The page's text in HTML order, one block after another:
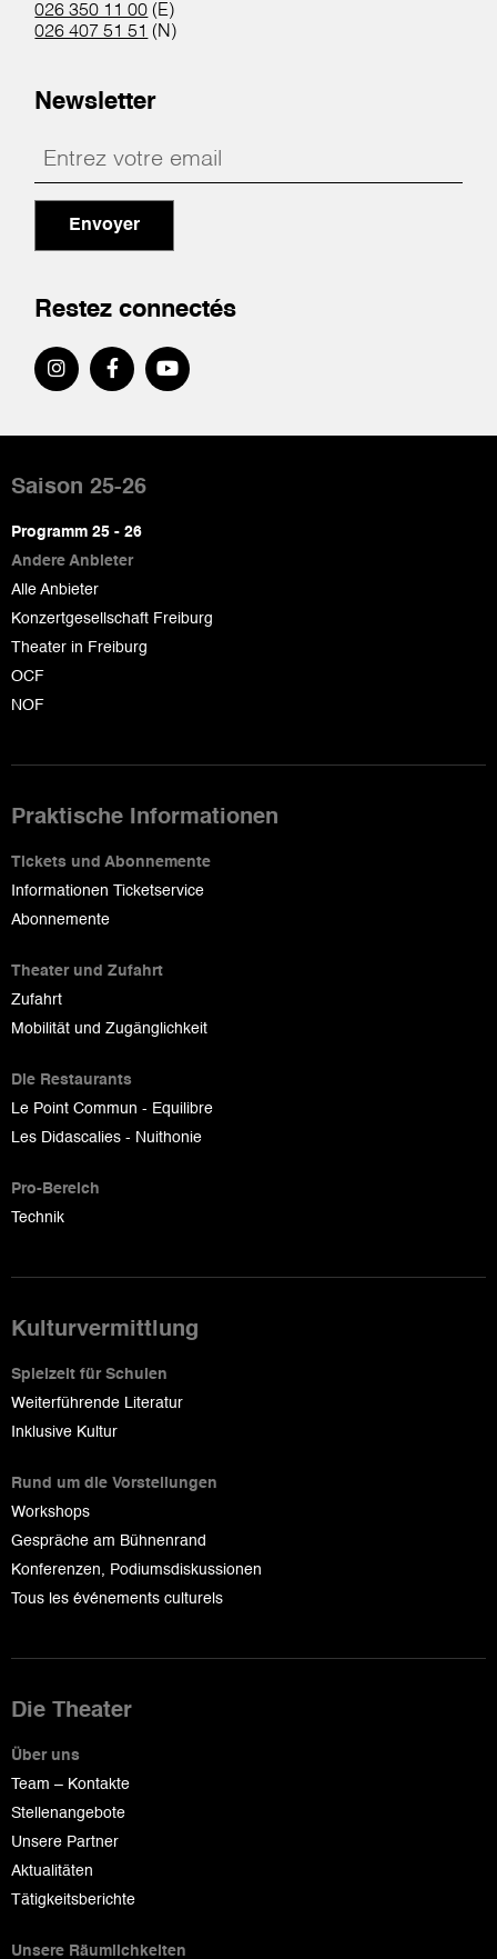
026 350 11 00 (E)
026 407 51 51 (N)
Newsletter
Envoyer
Restez connectés
de
page
Saison 25-26
Programm 25 - 26
Andere Anbieter
Alle Anbieter
Konzertgesellschaft Freiburg
Theater in Freiburg
OCF
NOF
Praktische Informationen
Tickets und Abonnemente
Informationen Ticketservice
Abonnemente
Theater und Zufahrt
Zufahrt
Mobilität und Zugänglichkeit
Die Restaurants
Le Point Commun - Equilibre
Les Didascalies - Nuithonie
Pro-Bereich
Technik
Kulturvermittlung
Spielzeit für Schulen
Weiterführende Literatur
Inklusive Kultur
Rund um die Vorstellungen
Workshops
Gespräche am Bühnenrand
Konferenzen, Podiumsdiskussionen
Tous les événements culturels
Die Theater
Über uns
Team – Kontakte
Stellenangebote
Unsere Partner
Aktualitäten
Tätigkeitsberichte
Unsere Räumlichkeiten